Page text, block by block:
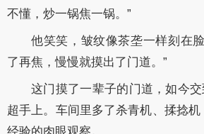
不懂，炒一锅焦一锅。”
他笑笑，皱纹像茶垄一样刻在
了再焦，慢慢就摸出了门道。”
这门摸了一辈子的门道，如今交
超手上。车间里多了杀青机、揉捻